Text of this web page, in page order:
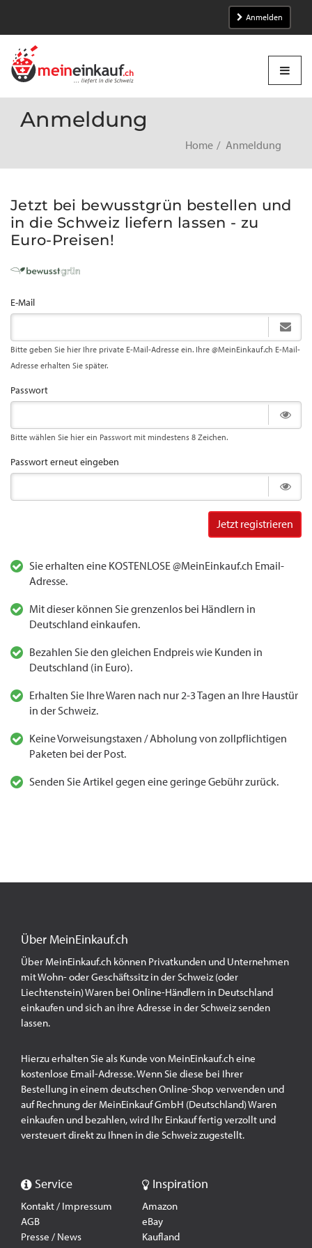
Anmelden
Anmeldung
Home Anmeldung
Jetzt bei bewusstgrün bestellen und
in die Schweiz liefern lassen - zu
Euro-Preisen!
E-Mail
Bitte geben Sie hier Ihre private E-Mail-Adresse ein. Ihre @MeinEinkauf.ch E-Mail-
Adresse erhalten Sie später.
Passwort
Bitte wählen Sie hier ein Passwort mit mindestens 8 Zeichen.
Passwort erneut eingeben
Jetzt registrieren
Sie erhalten eine KOSTENLOSE @MeinEinkauf.ch Email-
Adresse.
Mit dieser können Sie grenzenlos bei Händlern in
Deutschland einkaufen.
Bezahlen Sie den gleichen Endpreis wie Kunden in
Deutschland (in Euro).
Erhalten Sie Ihre Waren nach nur 2-3 Tagen an Ihre Haustür
in der Schweiz.
Keine Vorweisungstaxen / Abholung von zollpflichtigen
Paketen bei der Post.
Senden Sie Artikel gegen eine geringe Gebühr zurück.
Über MeinEinkauf.ch
Über MeinEinkauf.ch können Privatkunden und Unternehmen
mit Wohn- oder Geschäftssitz in der Schweiz (oder
Liechtenstein) Waren bei Online-Händlern in Deutschland
einkaufen und sich an ihre Adresse in der Schweiz senden
lassen.
Hierzu erhalten Sie als Kunde von MeinEinkauf.ch eine
kostenlose Email-Adresse. Wenn Sie diese bei Ihrer
Bestellung in einem deutschen Online-Shop verwenden und
auf Rechnung der MeinEinkauf GmbH (Deutschland) Waren
einkaufen und bezahlen, wird Ihr Einkauf fertig verzollt und
versteuert direkt zu Ihnen in die Schweiz zugestellt.
Service
Kontakt / Impressum
AGB
Presse / News
Inspiration
Amazon
eBay
Kaufland